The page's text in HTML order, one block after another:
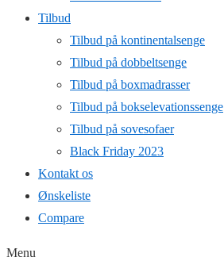
Tilbud
Tilbud på kontinentalsenge
Tilbud på dobbeltsenge
Tilbud på boxmadrasser
Tilbud på bokselevationssenge
Tilbud på sovesofaer
Black Friday 2023
Kontakt os
Ønskeliste
Compare
Menu